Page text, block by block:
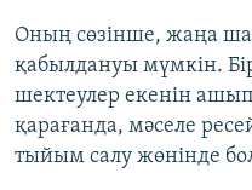
Оның сөзінше, жаңа
қабылдануы мүмкін.
шектеулер екенін
қарағанда, мәселе
тыйым салу жөнінде